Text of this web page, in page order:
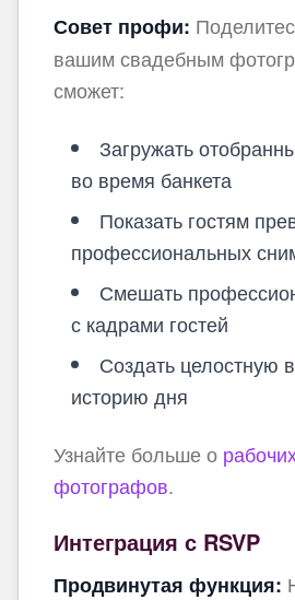
Совет профи:
вашим свадебным
сможет:
Загружать
во время банкета
Показать гостям
профессиональных
Смешать
с кадрами гостей
Создать целостную
историю дня
Узнайте больше о
фотографов.
Интеграция с RSVP
Продвинутая функция: